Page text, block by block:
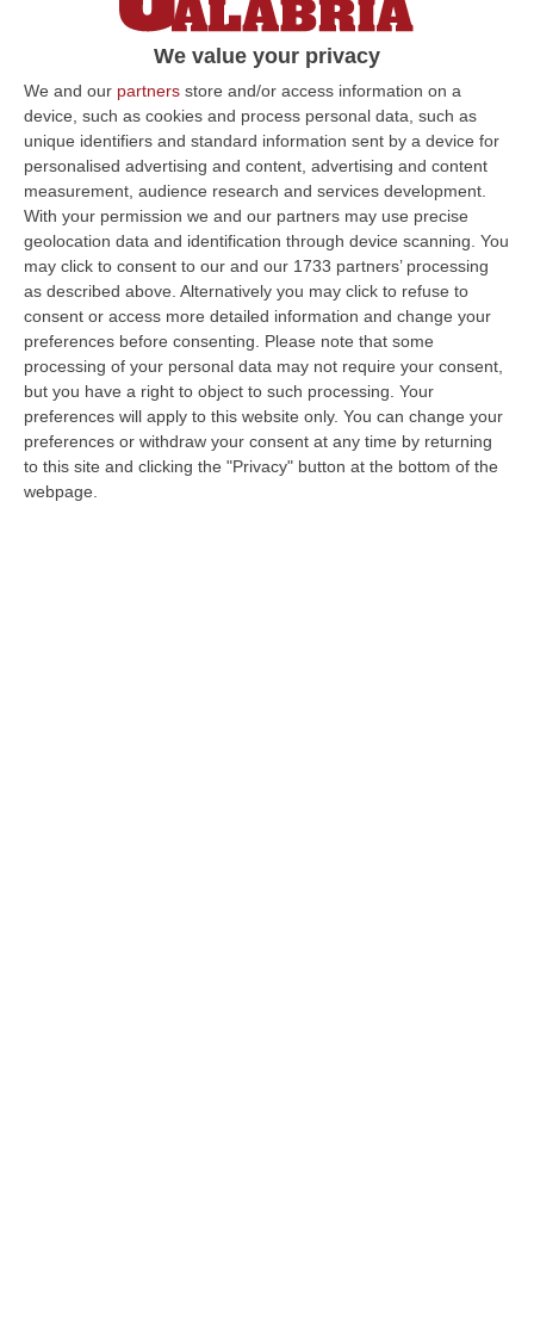
We value your privacy
We and our partners store and/or access information on a
device, such as cookies and process personal data, such as
unique identifiers and standard information sent by a device for
personalised advertising and content, advertising and content
measurement, audience research and services development.
With your permission we and our partners may use precise
geolocation data and identification through device scanning. You
may click to consent to our and our 1733 partners’ processing
as described above. Alternatively you may click to refuse to
consent or access more detailed information and change your
preferences before consenting. Please note that some
processing of your personal data may not require your consent,
but you have a right to object to such processing. Your
preferences will apply to this website only. You can change your
preferences or withdraw your consent at any time by returning
to this site and clicking the "Privacy" button at the bottom of the
webpage.
Maltempo in Calabria, situazione in
miglioramento: inizia la conta dei danni
Per oggi la Protezione civile indica con il
colore verde l’intero territorio regionale
Pubblicato il: 18/02/26 – 15:06